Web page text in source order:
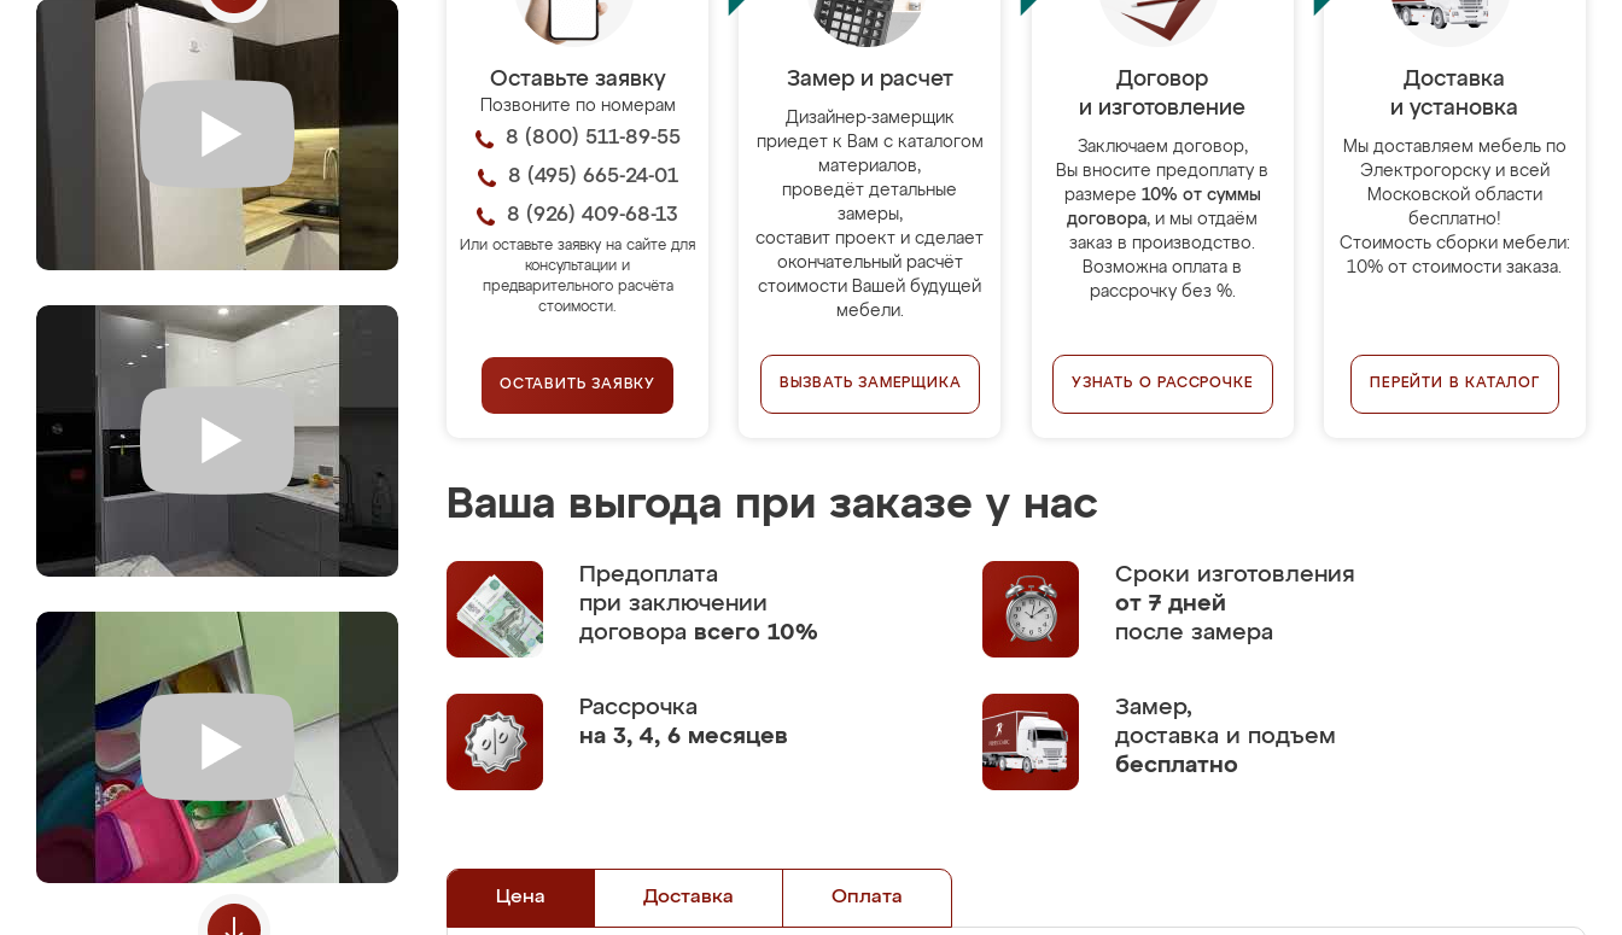
Оставьте заявку
Позвоните по номерам
8 (800) 511-89-55
8 (495) 665-24-01
8 (926) 409-68-13
Или оставьте заявку на сайте для
консультации и
предварительного расчёта
стоимости.
ОСТАВИТЬ ЗАЯВКУ
Замер и расчет
Дизайнер-замерщик
приедет к Вам с каталогом
материалов,
проведёт детальные
замеры,
составит проект и сделает
окончательный расчёт
стоимости Вашей будущей
мебели.
ВЫЗВАТЬ ЗАМЕРЩИКА
Договор
и изготовление
Заключаем договор,
Вы вносите предоплату в
размере 10% от суммы
договора, и мы отдаём
заказ в производство.
Возможна оплата в
рассрочку без %.
УЗНАТЬ О РАССРОЧКЕ
Доставка
и установка
Мы доставляем мебель по
Электрогорску и всей
Московской области
бесплатно!
Стоимость сборки мебели:
10% от стоимости заказа.
ПЕРЕЙТИ В КАТАЛОГ
Ваша выгода при заказе у нас
Предоплата
при заключении
договора всего 10%
Сроки изготовления
от 7 дней
после замера
Рассрочка
на 3, 4, 6 месяцев
Замер,
доставка и подъем
бесплатно
Цена Доставка Оплата